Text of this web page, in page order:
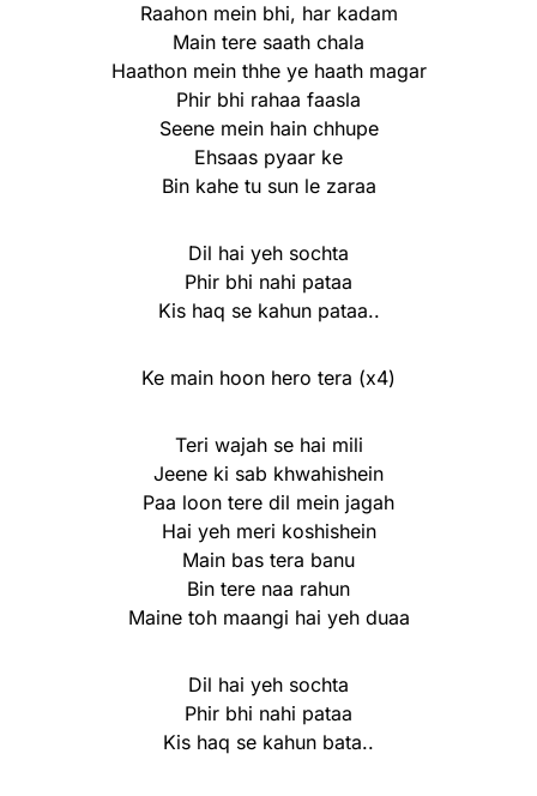
Raahon mein bhi, har kadam
Main tere saath chala
Haathon mein thhe ye haath magar
Phir bhi rahaa faasla
Seene mein hain chhupe
Ehsaas pyaar ke
Bin kahe tu sun le zaraa
Dil hai yeh sochta
Phir bhi nahi pataa
Kis haq se kahun pataa..
Ke main hoon hero tera (x4)
Teri wajah se hai mili
Jeene ki sab khwahishein
Paa loon tere dil mein jagah
Hai yeh meri koshishein
Main bas tera banu
Bin tere naa rahun
Maine toh maangi hai yeh duaa
Dil hai yeh sochta
Phir bhi nahi pataa
Kis haq se kahun bata..